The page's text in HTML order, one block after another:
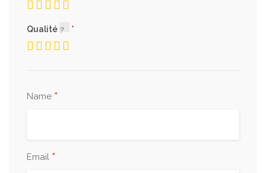
Qualité
Name *
Email *